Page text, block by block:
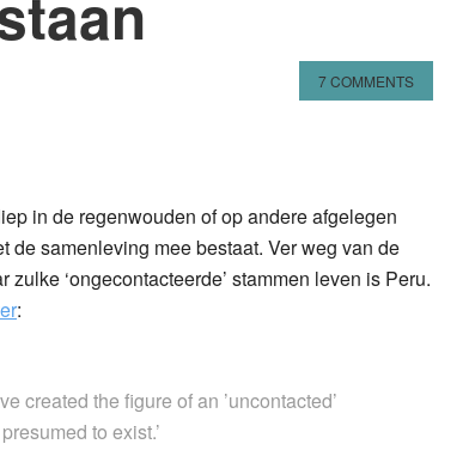
7 COMMENTS
in de regenwouden of op andere afgelegen
de samenleving mee bestaat. Ver weg van de
‘ongecontacteerde’ stammen leven is Peru.
:
created the figure of an ’uncontacted’
to exist.’